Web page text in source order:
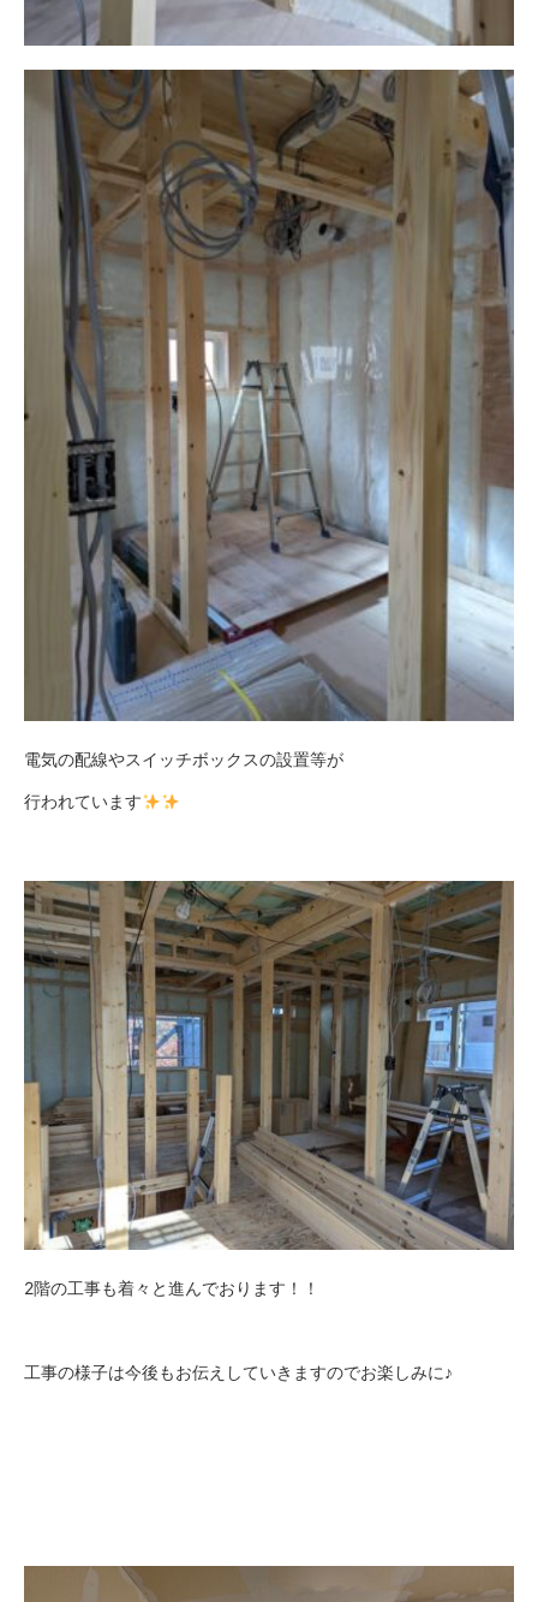
電気の配線やスイッチボックスの設置等が
行われています
2階の工事も着々と進んでおります！！
工事の様子は今後もお伝えしていきますのでお楽しみに♪